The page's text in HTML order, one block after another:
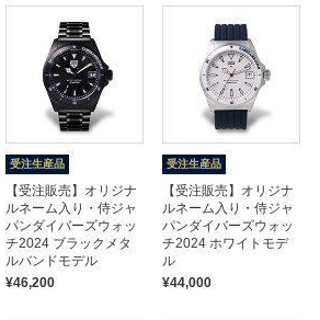
受注生産品
【受注販売】オリジナ
ルネーム入り・侍ジャ
パンダイバーズウォッ
チ2024 ブラックメタ
ルバンドモデル
¥46,200
受注生産品
【受注販売】オリジナ
ルネーム入り・侍ジャ
パンダイバーズウォッ
チ2024 ホワイトモデ
ル
¥44,000